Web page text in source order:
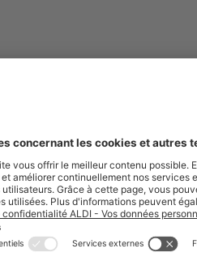
aucune de nos offres.